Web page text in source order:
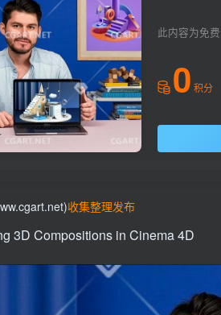
此内容为免
0 积分
收集整理发布
3D Compositions in Cinema 4D